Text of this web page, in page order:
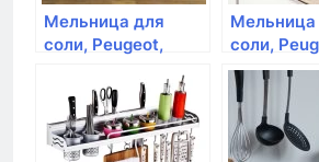
Мельница для
соли, Peugeot,
см, серый, на
батарейках
Мельница
соли,
St-Steel
сталь